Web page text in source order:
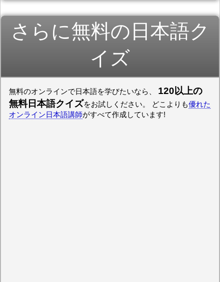
さらに無料の日本語ク
イズ
無料のオンラインで日本語を学びたいなら、 120以上の
無料日本語クイズ
をお試しください。 どこよりも優れた
オンライン日本語講師がすべて作成しています!